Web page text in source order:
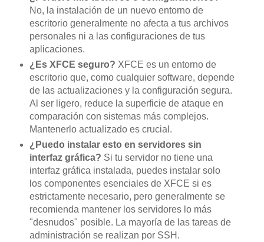
No, la instalación de un nuevo entorno de
escritorio generalmente no afecta a tus archivos
personales ni a las configuraciones de tus
aplicaciones.
¿Es XFCE seguro? XFCE es un entorno de
escritorio que, como cualquier software, depende
de las actualizaciones y la configuración segura.
Al ser ligero, reduce la superficie de ataque en
comparación con sistemas más complejos.
Mantenerlo actualizado es crucial.
¿Puedo instalar esto en servidores sin
interfaz gráfica? Si tu servidor no tiene una
interfaz gráfica instalada, puedes instalar solo
los componentes esenciales de XFCE si es
estrictamente necesario, pero generalmente se
recomienda mantener los servidores lo más
"desnudos" posible. La mayoría de las tareas de
administración se realizan por SSH.